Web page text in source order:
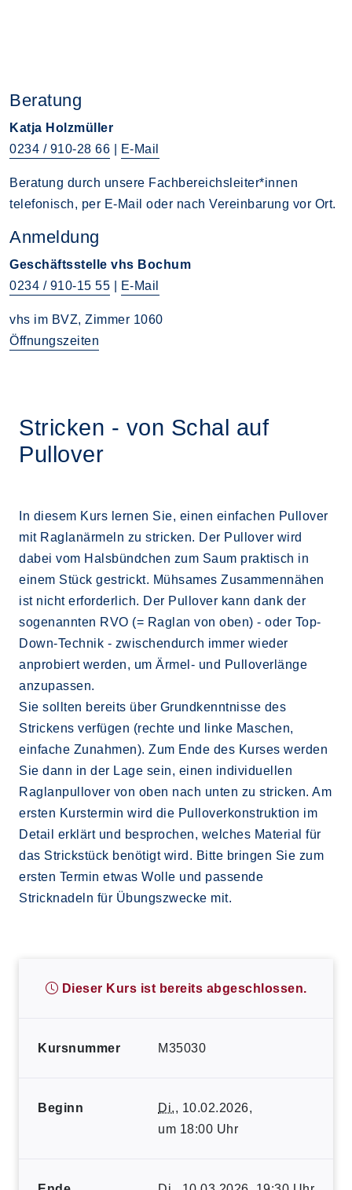
Beratung
Katja Holzmüller
0234 / 910-28 66
E-Mail
Beratung durch unsere Fachbereichsleiter*innen
telefonisch, per E-Mail oder nach Vereinbarung vor Ort.
Anmeldung
Geschäftsstelle vhs Bochum
0234 / 910-15 55
E-Mail
vhs im BVZ, Zimmer 1060
Öffnungszeiten
Stricken - von Schal auf
Pullover
In diesem Kurs lernen Sie, einen einfachen Pullover
mit Raglanärmeln zu stricken. Der Pullover wird
dabei vom Halsbündchen zum Saum praktisch in
einem Stück gestrickt. Mühsames Zusammennähen
ist nicht erforderlich. Der Pullover kann dank der
sogenannten RVO (= Raglan von oben) - oder Top-
Down-Technik - zwischendurch immer wieder
anprobiert werden, um Ärmel- und Pulloverlänge
anzupassen.
Sie sollten bereits über Grundkenntnisse des
Strickens verfügen (rechte und linke Maschen,
einfache Zunahmen). Zum Ende des Kurses werden
Sie dann in der Lage sein, einen individuellen
Raglanpullover von oben nach unten zu stricken. Am
ersten Kurstermin wird die Pulloverkonstruktion im
Detail erklärt und besprochen, welches Material für
das Strickstück benötigt wird. Bitte bringen Sie zum
ersten Termin etwas Wolle und passende
Stricknadeln für Übungszwecke mit.
Dieser Kurs ist bereits abgeschlossen.
Kursnummer M35030
Beginn Di., 10.02.2026,
um 18:00 Uhr